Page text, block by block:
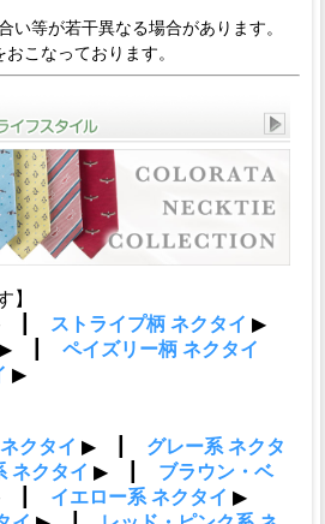
等が若干異なる場合があります。
こなっております。